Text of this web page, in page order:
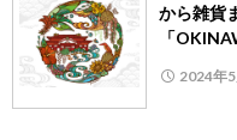
から雑貨
「
2024年